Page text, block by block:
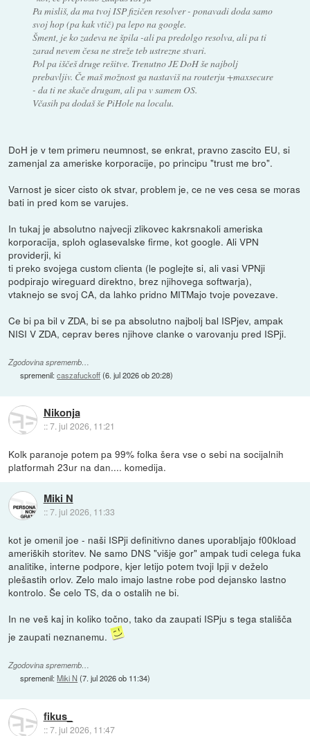
Pa misliš, da ma tvoj ISP fizičen resolver - ponavadi doda samo
svoj hop (pa kak vtič) pa lepo na google.
Šment, je ko zadeva ne špila -ali pa predolgo resolva, ali pa ti
zarad nevem česa ne streže teb ustrezne stvari.
Pol pa iščeš druge rešitve. Trenutno JE DoH še najbolj
prebavljiv. Če maš možnost ga nastaviš na routerju +maxsecure
- da ti ne skače drugam, ali pa v samem OS.
Včasih pa dodaš še PiHole na localu.
DoH je v tem primeru neumnost, se enkrat, pravno zascito EU, si
zamenjal za ameriske korporacije, po principu "trust me bro".
Varnost je sicer cisto ok stvar, problem je, ce ne ves cesa se moras
bati in pred kom se varujes.
In tukaj je absolutno najvecji zlikovec kakrsnakoli ameriska
korporacija, sploh oglasevalske firme, kot google. Ali VPN
providerji, ki
ti preko svojega custom clienta (le poglejte si, ali vasi VPNji
podpirajo wireguard direktno, brez njihovega softwarja),
vtaknejo se svoj CA, da lahko pridno MITMajo tvoje povezave.
Ce bi pa bil v ZDA, bi se pa absolutno najbolj bal ISPjev, ampak
NISI V ZDA, ceprav beres njihove clanke o varovanju pred ISPji.
Zgodovina sprememb…
spremenil:caszafuckoff(6. jul 2026 ob 20:28)
Nikonja
::7. jul 2026, 11:21
Kolk paranoje potem pa 99% folka šera vse o sebi na socijalnih
platformah 23ur na dan.... komedija.
Miki N
::7. jul 2026, 11:33
kot je omenil joe - naši ISPji definitivno danes uporabljajo f00kload
ameriških storitev. Ne samo DNS "višje gor" ampak tudi celega fuka
analitike, interne podpore, kjer letijo potem tvoji Ipji v deželo
plešastih orlov. Zelo malo imajo lastne robe pod dejansko lastno
kontrolo. Še celo TS, da o ostalih ne bi.
In ne veš kaj in koliko točno, tako da zaupati ISPju s tega stališča
je zaupati neznanemu.
Zgodovina sprememb…
spremenil:Miki N (7. jul 2026 ob 11:34)
fikus_
::7. jul 2026, 11:47